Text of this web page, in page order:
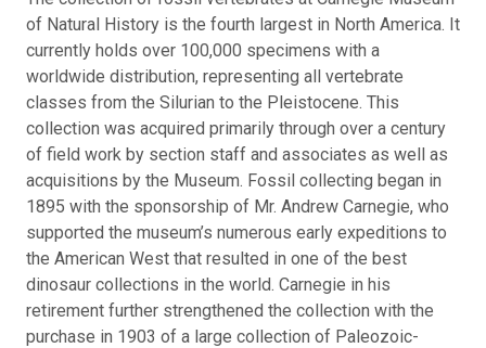
of Natural History is the fourth largest in North America. It
currently holds over 100,000 specimens with a
worldwide distribution, representing all vertebrate
classes from the Silurian to the Pleistocene. This
collection was acquired primarily through over a century
of field work by section staff and associates as well as
acquisitions by the Museum. Fossil collecting began in
1895 with the sponsorship of Mr. Andrew Carnegie, who
supported the museum’s numerous early expeditions to
the American West that resulted in one of the best
dinosaur collections in the world. Carnegie in his
retirement further strengthened the collection with the
purchase in 1903 of a large collection of Paleozoic-